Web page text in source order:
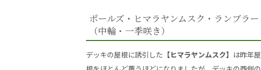
ポールズ・ヒマラヤンムスク・ランブラー
（中輪・一季咲き）
デッキの屋根に誘引した 【ヒマラヤンムスク】 は昨年屋